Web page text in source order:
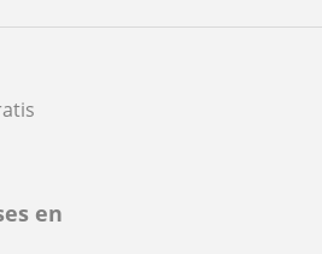
en